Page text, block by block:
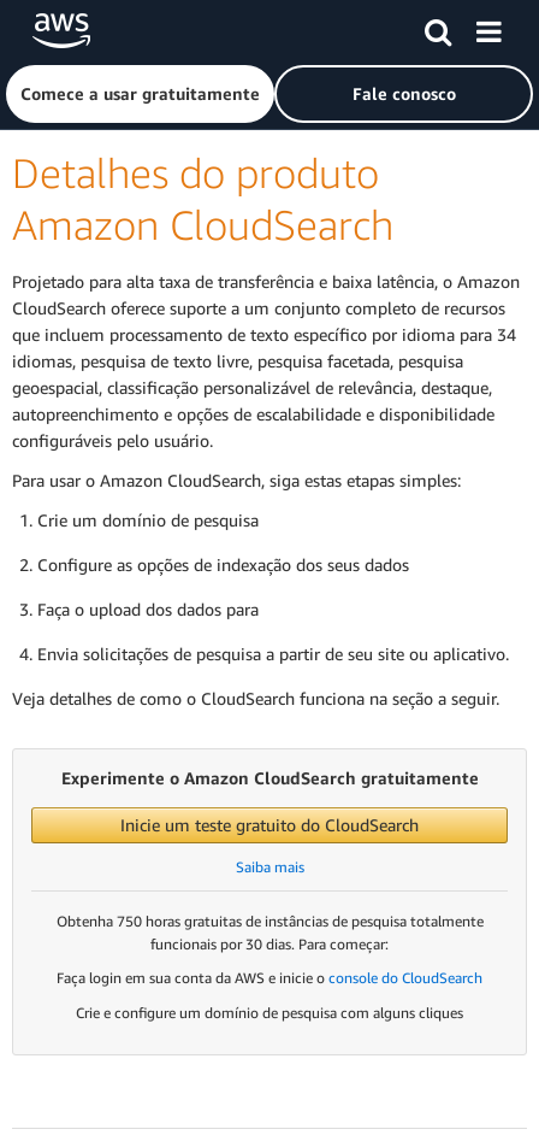
Pular para o conteúdo principal
Clique aqui para voltar à página inicial da Amazon Web
Comece a usar gratuitamente Fale conosco
Detalhes do produto
Amazon CloudSearch
Projetado para alta taxa de transferência e baixa latência, o Amazon
CloudSearch oferece suporte a um conjunto completo de recursos
que incluem processamento de texto específico por idioma para 34
idiomas, pesquisa de texto livre, pesquisa facetada, pesquisa
geoespacial, classificação personalizável de relevância, destaque,
autopreenchimento e opções de escalabilidade e disponibilidade
configuráveis pelo usuário.
Para usar o Amazon CloudSearch, siga estas etapas simples:
Crie um domínio de pesquisa
Configure as opções de indexação dos seus dados
Faça o upload dos dados para
Envia solicitações de pesquisa a partir de seu site ou aplicativo.
Veja detalhes de como o CloudSearch funciona na seção a seguir.
Experimente o Amazon CloudSearch gratuitamente
Inicie um teste gratuito do CloudSearch
Saiba mais
Obtenha 750 horas gratuitas de instâncias de pesquisa totalmente
funcionais por 30 dias. Para começar:
Faça login em sua conta da AWS e inicie o console do CloudSearch
Crie e configure um domínio de pesquisa com alguns cliques